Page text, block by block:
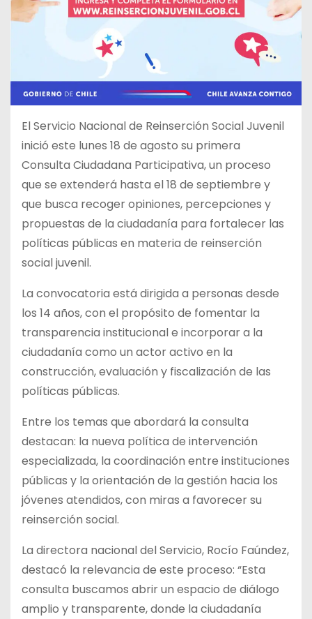
El Servicio Nacional de Reinserción Social Juvenil
inició este lunes 18 de agosto su primera
Consulta Ciudadana Participativa, un proceso
que se extenderá hasta el 18 de septiembre y
que busca recoger opiniones, percepciones y
propuestas de la ciudadanía para fortalecer las
políticas públicas en materia de reinserción
social juvenil.
La convocatoria está dirigida a personas desde
los 14 años, con el propósito de fomentar la
transparencia institucional e incorporar a la
ciudadanía como un actor activo en la
construcción, evaluación y fiscalización de las
políticas públicas.
Entre los temas que abordará la consulta
destacan: la nueva política de intervención
especializada, la coordinación entre instituciones
públicas y la orientación de la gestión hacia los
jóvenes atendidos, con miras a favorecer su
reinserción social.
La directora nacional del Servicio, Rocío Faúndez,
destacó la relevancia de este proceso: “Esta
consulta buscamos abrir un espacio de diálogo
amplio y transparente, donde la ciudadanía